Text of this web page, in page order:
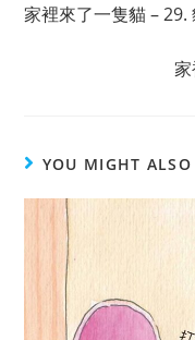
家裡來了一隻貓 – 29.
YOU MIGHT ALSO